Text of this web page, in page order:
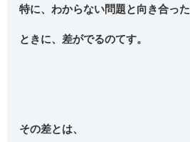
特に、わからない問題と向き合った
ときに、差がでるのてす。
その差とは、